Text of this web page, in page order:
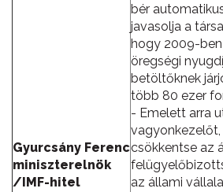
Gyurcsány Ferenc
miniszterelnök
/IMF-hitel
bér
javasolja a
hogy 2009-ben
öregségi
betöltőknek
több 80 ezer
- Emelett arra
csökkentse az
az állami